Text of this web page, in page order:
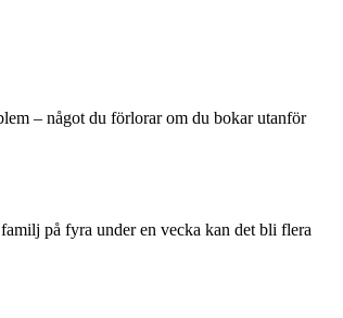
– något du förlorar om du bokar utanför
på fyra under en vecka kan det bli flera